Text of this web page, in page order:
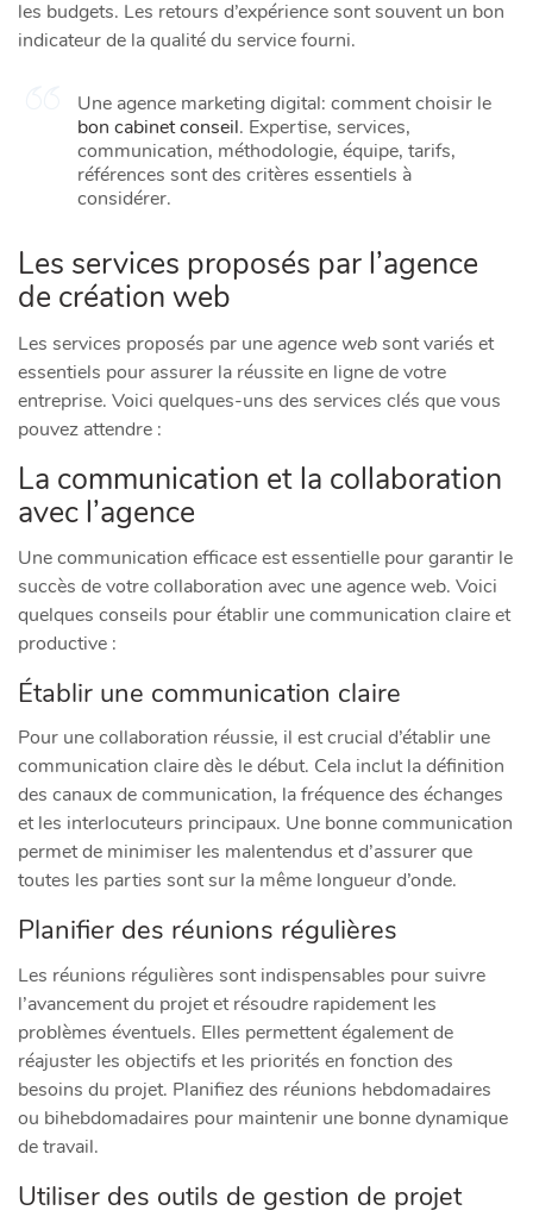
les budgets. Les retours d’expérience sont souvent un bon
indicateur de la qualité du service fourni.
Une agence marketing digital: comment choisir le
bon cabinet conseil. Expertise, services,
communication, méthodologie, équipe, tarifs,
références sont des critères essentiels à
considérer.
Les services proposés par l’agence
de création web
Les services proposés par uneagence websont variés et
essentiels pour assurer la réussite en ligne de votre
entreprise. Voici quelques-uns des services clés que vous
pouvez attendre :
La communication et la collaboration
avec l’agence
Une communication efficace est essentielle pour garantir le
succès de votre collaboration avec une agence web. Voici
quelques conseils pour établir une communication claire et
productive :
Établir une communication claire
Pour une collaboration réussie, il est crucial d’établir une
communication claire dès le début. Cela inclut la définition
des canaux de communication, la fréquence des échanges
et les interlocuteurs principaux. Une bonne communication
permet de minimiser les malentendus et d’assurer que
toutes les parties sont sur la même longueur d’onde.
Planifier des réunions régulières
Les réunions régulières sont indispensables pour suivre
l’avancement du projet et résoudre rapidement les
problèmes éventuels. Elles permettent également de
réajuster les objectifs et les priorités en fonction des
besoins du projet. Planifiez des réunions hebdomadaires
ou bihebdomadaires pour maintenir une bonne dynamique
de travail.
Utiliser des outils de gestion de projet